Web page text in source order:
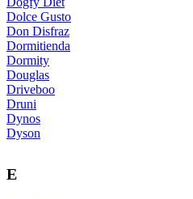
Dolce Gusto
Don Disfraz
Dormitienda
Dormity
Douglas
Driveboo
Druni
Dynos
Dyson
E